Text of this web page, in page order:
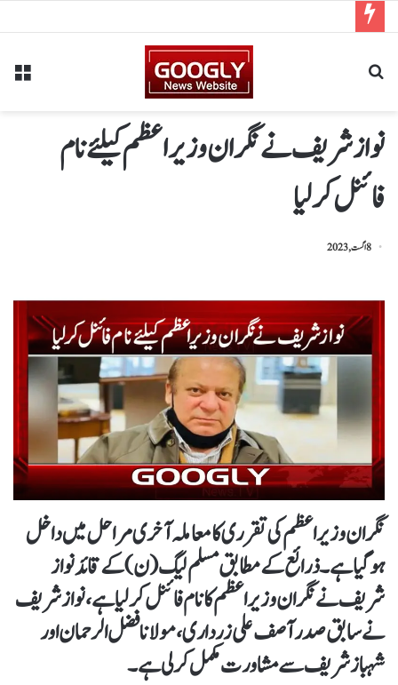
نواز شریف نے نگران وزیراعظم کیلئے نام
فائنل کرلیا
8 اگست, 2023
نگران وزیر اعظم کی تقرری کا معاملہ آخری مراحل میں داخل
ہوگیا ہے۔ذرائع کے مطابق مسلم لیگ (ن) کے قائد نواز
شریف نے نگران وزیراعظم کا نام فائنل کر لیا ہے، نواز شریف
نے سابق صدر آصف علی زرداری، مولانا فضل الرحمان اور
شہباز شریف سے مشاورت مکمل کرلی ہے۔